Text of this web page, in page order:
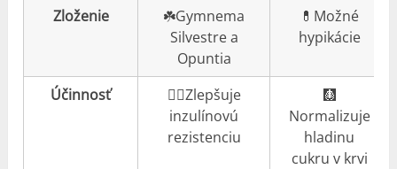
Zloženie
☘️Gymnema
Silvestre a
Opuntia
💊Možné
hypikácie
Účinnosť
👍🏼Zlepšuje
inzulínovú
rezistenciu
🩻
Normalizuje
hladinu
cukru v krvi